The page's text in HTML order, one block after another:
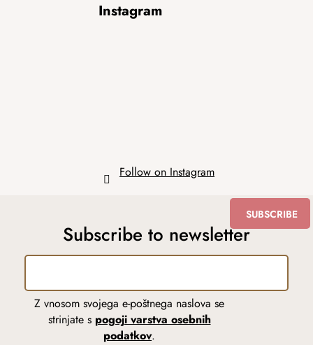
Instagram
Follow on Instagram
Subscribe to newsletter
Z vnosom svojega e-poštnega naslova se
strinjate s pogoji varstva osebnih
podatkov.
SUBSCRIBE